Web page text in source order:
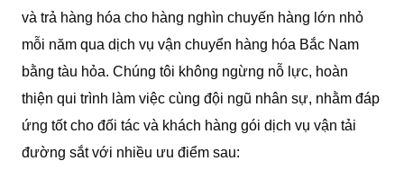
và trả hàng hóa cho hàng nghìn chuyến hàng lớn nhỏ
mỗi năm qua dịch vụ vận chuyển hàng hóa Bắc Nam
bằng tàu hỏa. Chúng tôi không ngừng nỗ lực, hoàn
thiện qui trình làm việc cùng đội ngũ nhân sự, nhằm đáp
ứng tốt cho đối tác và khách hàng gói dịch vụ vận tải
đường sắt với nhiều ưu điểm sau: